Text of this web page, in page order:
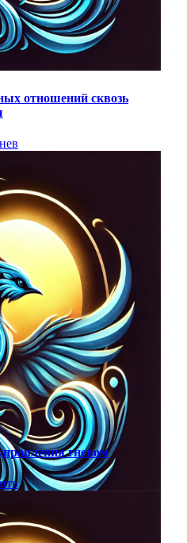
отношений сквозь
гневом